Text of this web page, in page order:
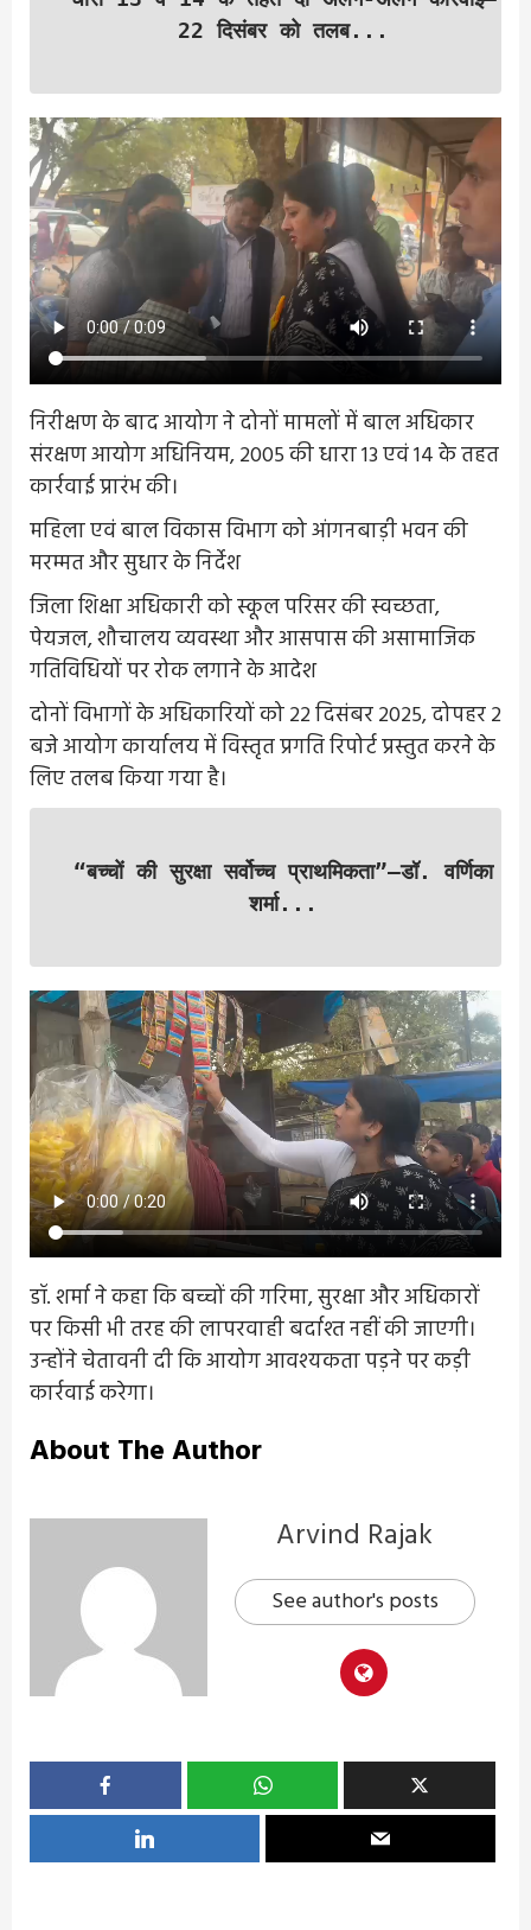
22 दिसंबर को तलब...
निरीक्षण के बाद आयोग ने दोनों मामलों में बाल अधिकार
संरक्षण आयोग अधिनियम, 2005 की धारा 13 एवं 14 के तहत
कार्रवाई प्रारंभ की।
महिला एवं बाल विकास विभाग को आंगनबाड़ी भवन की
मरम्मत और सुधार के निर्देश
जिला शिक्षा अधिकारी को स्कूल परिसर की स्वच्छता,
पेयजल, शौचालय व्यवस्था और आसपास की असामाजिक
गतिविधियों पर रोक लगाने के आदेश
दोनों विभागों के अधिकारियों को 22 दिसंबर 2025, दोपहर 2
बजे आयोग कार्यालय में विस्तृत प्रगति रिपोर्ट प्रस्तुत करने के
लिए तलब किया गया है।
“बच्चों की सुरक्षा सर्वोच्च प्राथमिकता”—डॉ. वर्णिका
शर्मा...
डॉ. शर्मा ने कहा कि बच्चों की गरिमा, सुरक्षा और अधिकारों
पर किसी भी तरह की लापरवाही बर्दाश्त नहीं की जाएगी।
उन्होंने चेतावनी दी कि आयोग आवश्यकता पड़ने पर कड़ी
कार्रवाई करेगा।
About The Author
Arvind Rajak
See author's posts